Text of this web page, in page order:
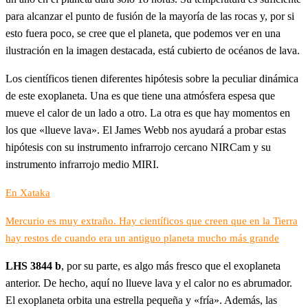
para alcanzar el punto de fusión de la mayoría de las rocas y, por si
esto fuera poco, se cree que el planeta, que podemos ver en una
ilustración en la imagen destacada, está cubierto de océanos de lava.
Los científicos tienen diferentes hipótesis sobre la peculiar dinámica
de este exoplaneta. Una es que tiene una atmósfera espesa que
mueve el calor de un lado a otro. La otra es que hay momentos en
los que «llueve lava». El James Webb nos ayudará a probar estas
hipótesis con su instrumento infrarrojo cercano NIRCam y su
instrumento infrarrojo medio MIRI.
En Xataka
Mercurio es muy extraño. Hay científicos que creen que en la Tierra
hay restos de cuando era un antiguo planeta mucho más grande
LHS 3844 b, por su parte, es algo más fresco que el exoplaneta
anterior. De hecho, aquí no llueve lava y el calor no es abrumador.
El exoplaneta orbita una estrella pequeña y «fría». Además, las